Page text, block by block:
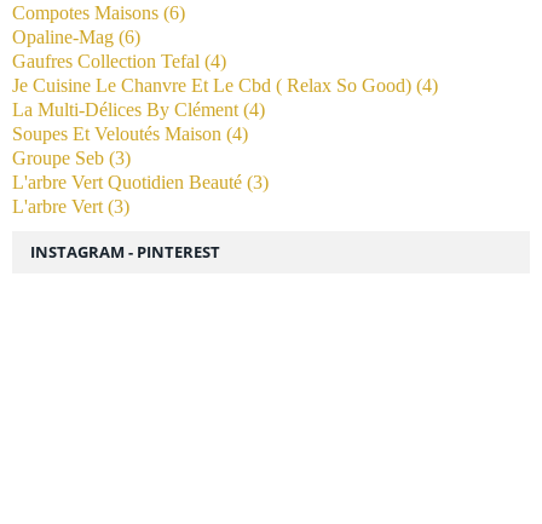
Compotes Maisons (6)
Opaline-Mag (6)
Gaufres Collection Tefal (4)
Je Cuisine Le Chanvre Et Le Cbd ( Relax So Good) (4)
La Multi-Délices By Clément (4)
Soupes Et Veloutés Maison (4)
Groupe Seb (3)
L'arbre Vert Quotidien Beauté (3)
L'arbre Vert (3)
INSTAGRAM - PINTEREST